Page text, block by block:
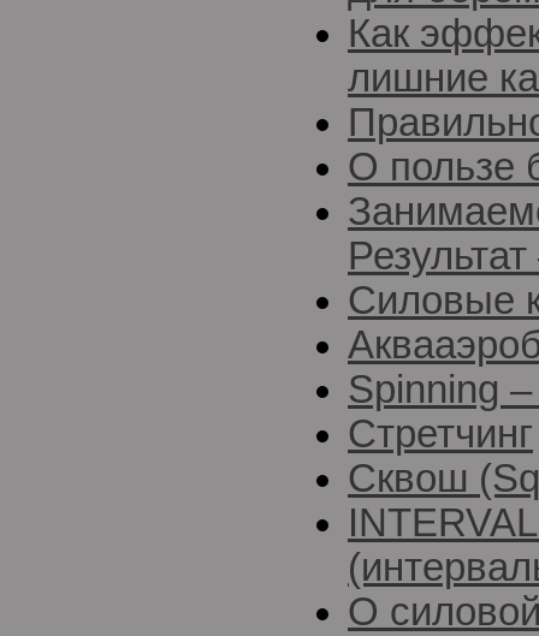
Как
лишние
О пользе
Силовые
Spinning
Стретчинг
Сквош
О